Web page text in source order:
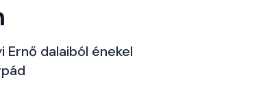
Ernő dalaiból énekel